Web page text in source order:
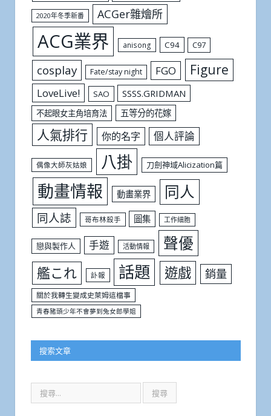
2020年冬季新番 ACGer雜燴所
ACG業界 anisong C94 C97
cosplay Fate/stay night FGO Figure
LoveLive! SAO SSSS.GRIDMAN
不起眼女主角培育法 五等分的花嫁
人氣排行 你的名字 個人評論
偶像大師灰姑娘 八掛 刀劍神域Alicization篇
動畫情報 動畫業界 同人
同人誌 哥布林殺手 圖集 工作細胞
戀與製作人 手遊 活動情報 聲優
艦これ 訃報 話題 遊戲 銷量
關於我轉生變成史萊姆這檔事
青春豬頭少年不會夢到兔女郎學姐
搜索文章